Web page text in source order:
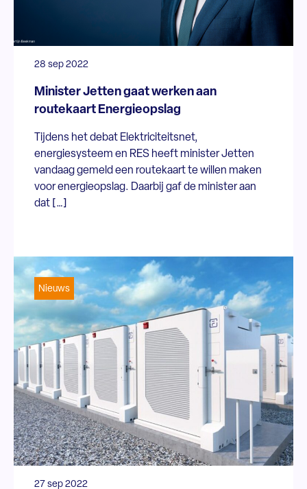
28 sep 2022
Minister Jetten gaat werken aan
routekaart Energieopslag
Tijdens het debat Elektriciteitsnet,
energiesysteem en RES heeft minister Jetten
vandaag gemeld een routekaart te willen maken
voor energieopslag. Daarbij gaf de minister aan
dat […]
Nieuws
27 sep 2022